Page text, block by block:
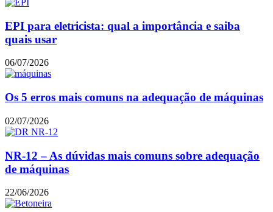
EPI para eletricista: qual a importância e saiba
quais usar
06/07/2026
Os 5 erros mais comuns na adequação de máquinas
02/07/2026
NR-12 – As dúvidas mais comuns sobre adequação
de máquinas
22/06/2026